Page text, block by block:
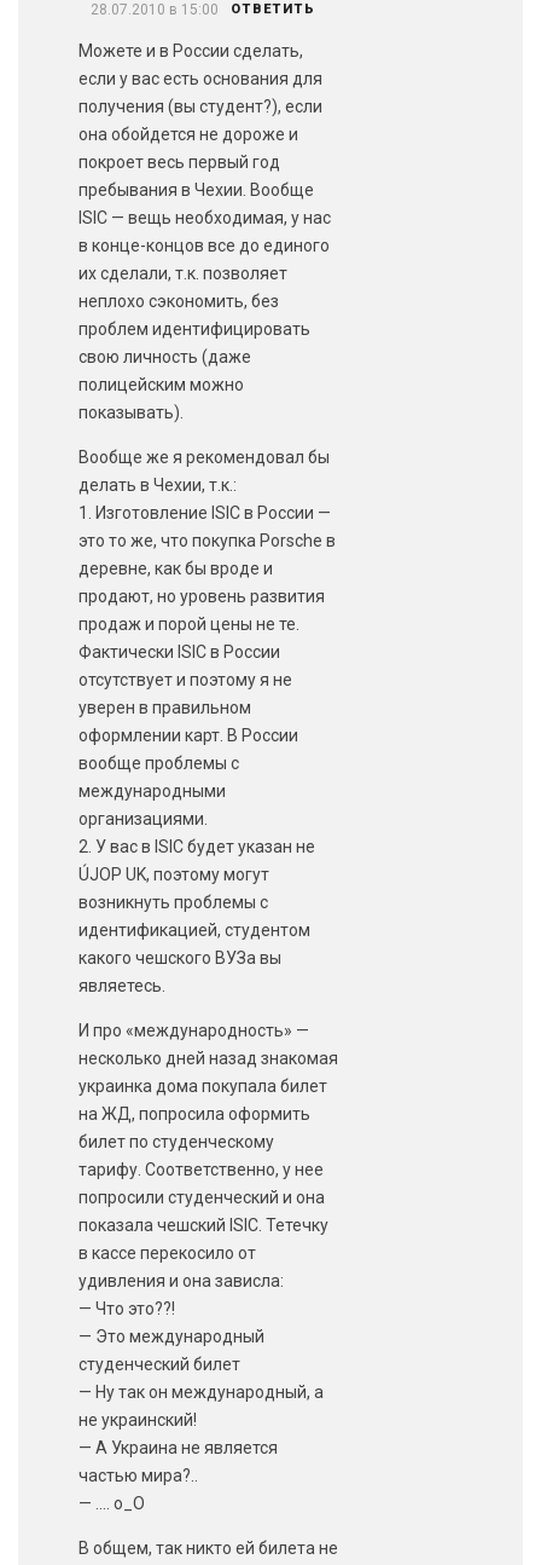
28.07.2010 в 15:00 ОТВЕТИТЬ
Можете и в России сделать,
если у вас есть основания для
получения (вы студент?), если
она обойдется не дороже и
покроет весь первый год
пребывания в Чехии. Вообще
ISIC — вещь необходимая, у нас
в конце-концов все до единого
их сделали, т.к. позволяет
неплохо сэкономить, без
проблем идентифицировать
свою личность (даже
полицейским можно
показывать).
Вообще же я рекомендовал бы
делать в Чехии, т.к.:
1. Изготовление ISIC в России —
это то же, что покупка Porsche в
деревне, как бы вроде и
продают, но уровень развития
продаж и порой цены не те.
Фактически ISIC в России
отсутствует и поэтому я не
уверен в правильном
оформлении карт. В России
вообще проблемы с
международными
организациями.
2. У вас в ISIC будет указан не
ÚJOP UK, поэтому могут
возникнуть проблемы с
идентификацией, студентом
какого чешского ВУЗа вы
являетесь.
И про «международность» —
несколько дней назад знакомая
украинка дома покупала билет
на ЖД, попросила оформить
билет по студенческому
тарифу. Соответственно, у нее
попросили студенческий и она
показала чешский ISIC. Тетечку
в кассе перекосило от
удивления и она зависла:
— Что это??!
— Это международный
студенческий билет
— Ну так он международный, а
не украинский!
— А Украина не является
частью мира?..
— …. o_O
В общем, так никто ей билета не